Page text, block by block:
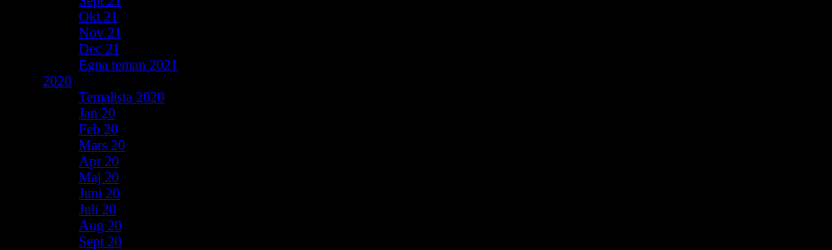
Okt 21
Nov 21
Dec 21
Egna teman 2021
2020
Temalista 2020
Jan 20
Feb 20
Mars 20
Apr 20
Maj 20
Juni 20
Juli 20
Aug 20
Sept 20